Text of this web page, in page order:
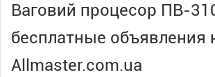
Ваговий процесор ПВ-
бесплатные объявления
Allmaster.com.ua